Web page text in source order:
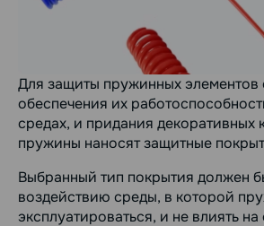
Для защиты пружинных элементов
обеспечения их
средах, и придания декоративных
пружины наносят защитные
Выбранный тип покрытия должен
воздействию среды, в которой
эксплуатироваться, и не влиять